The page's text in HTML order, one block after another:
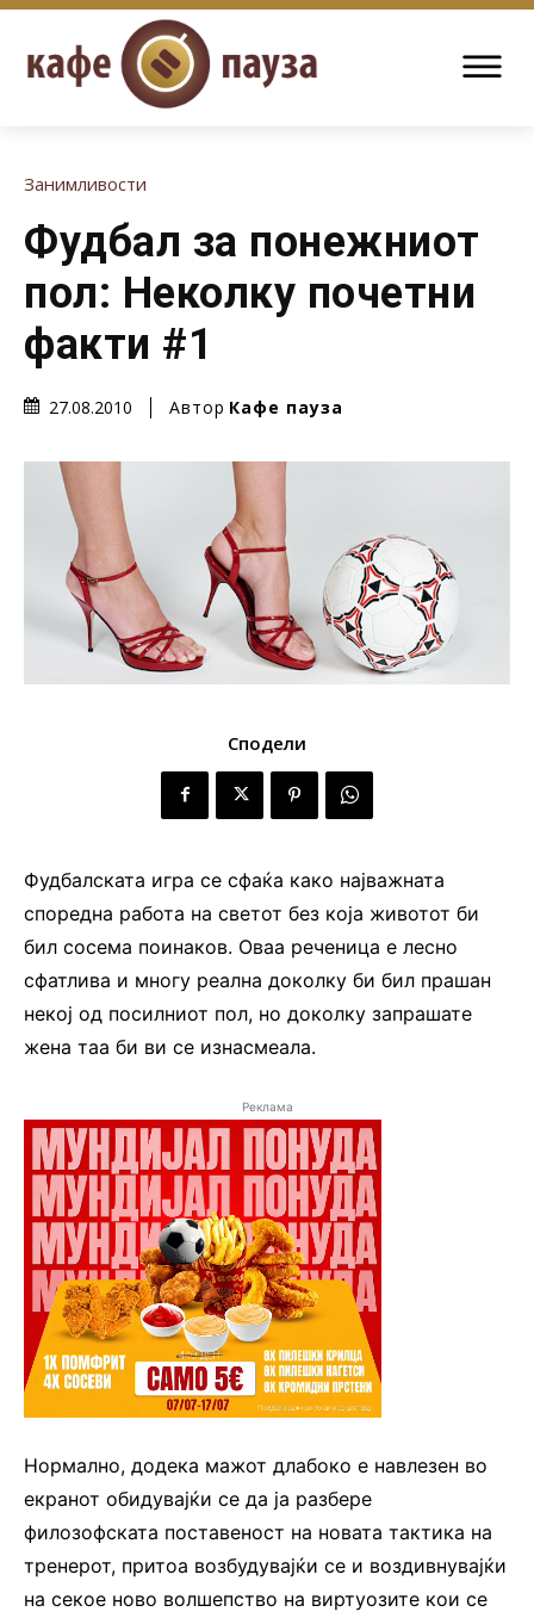
Занимливости
Фудбал за понежниот
пол: Неколку почетни
факти #1
27.08.2010 Автор Кафе пауза
Сподели
Фудбалската игра се сфаќа како најважната
споредна работа на светот без која животот би
бил сосема поинаков. Оваа реченица е лесно
сфатлива и многу реална доколку би бил прашан
некој од посилниот пол, но доколку запрашате
жена таа би ви се изнасмеала.
Реклама
Нормално, додека мажот длабоко е навлезен во
екранот обидувајќи се да ја разбере
филозофската поставеност на новата тактика на
тренерот, притоа возбудувајќи се и воздивнувајќи
на секое ново волшепство на виртуозите кои се